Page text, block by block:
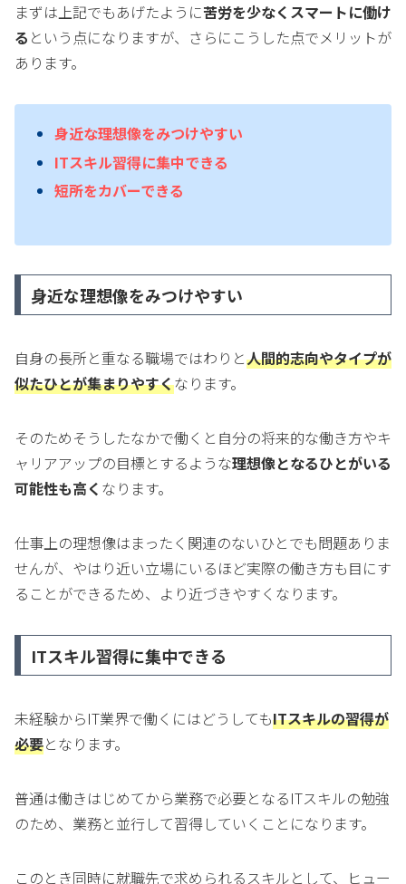
まずは上記でもあげたように苦労を少なくスマートに働け
る という点になりますが、さらにこうした点でメリットが
あります。
身近な理想像をみつけやすい
ITスキル習得に集中できる
短所をカバーできる
身近な理想像をみつけやすい
自身の長所と重なる職場ではわりと人間的志向やタイプが
似たひとが集まりやすくなります。
そのためそうしたなかで働くと自分の将来的な働き方やキ
ャリアアップの目標とするような理想像となるひとがいる
可能性も高く なります。
仕事上の理想像はまったく関連のないひとでも問題ありま
せんが、やはり近い立場にいるほど実際の働き方も目にす
ることができるため、より近づきやすくなります。
ITスキル習得に集中できる
未経験からIT業界で働くにはどうしてもITスキルの習得が
必要となります。
普通は働きはじめてから業務で必要となるITスキルの勉強
のため、業務と並行して習得していくことになります。
このとき同時に就職先で求められるスキルとして、ヒュー